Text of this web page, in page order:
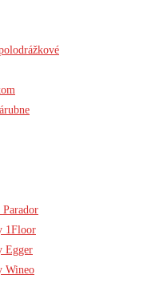
1Floor
Egger
Wineo